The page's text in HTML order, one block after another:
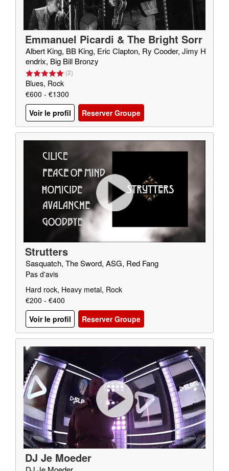
Emmanuel Picardi & The Bright Sorr
ow
Albert King, BB King, Eric Clapton, Ry Cooder, Jimy H
endrix, Big Bill Bronzy
(2)
Blues, Rock
€600 - €1300
Voir le profil
Reserver Groupe
Strutters
Sasquatch, The Sword, ASG, Red Fang
Pas d'avis
Hard rock, Heavy metal, Rock
€200 - €400
Voir le profil
Reserver Groupe
DJ Je Moeder